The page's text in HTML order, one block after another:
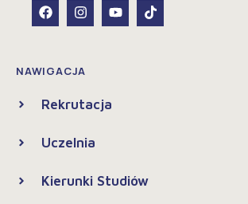
NAWIGACJA
Rekrutacja
Uczelnia
Kierunki Studiów